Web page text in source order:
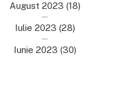
August 2023 (18)
Iulie 2023 (28)
Iunie 2023 (30)